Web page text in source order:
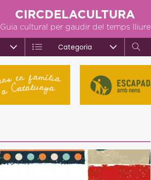
CIRCDELACULTURA
Guia cultural per gaudir del temps lliure
Categoria